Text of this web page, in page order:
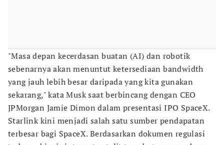
"Masa depan kecerdasan buatan (AI) dan robotik
sebenarnya akan menuntut ketersediaan bandwidth
yang jauh lebih besar daripada yang kita gunakan
sekarang," kata Musk saat berbincang dengan CEO
JPMorgan Jamie Dimon dalam presentasi IPO SpaceX.
Starlink kini menjadi salah satu sumber pendapatan
terbesar bagi SpaceX. Berdasarkan dokumen regulasi